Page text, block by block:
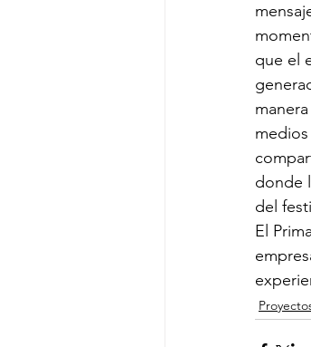
que el
donde
del
El